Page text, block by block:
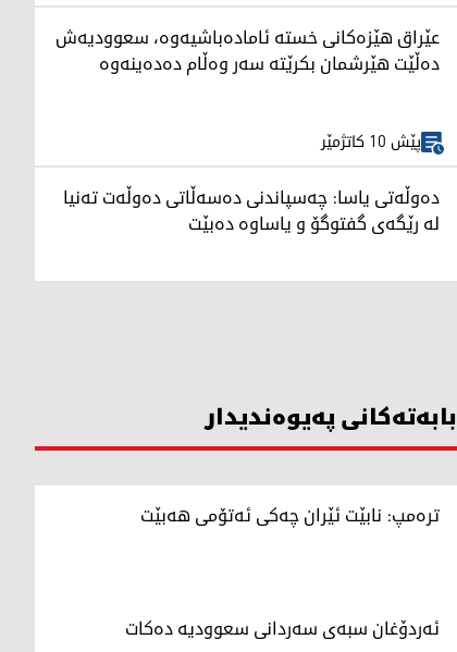
عێراق هێزەکانی خستە ئامادەباشیەوە، سعوودیەش
دەڵێت هێرشمان بکرێتە سەر وەڵام دەدەینەوە
پێش 10 کاتژمێر
دەوڵەتی یاسا: چەسپاندنی دەسەڵاتی دەوڵەت تەنیا
لە رێگەی گفتوگۆ و یاساوە دەبێت
بابەتەکانی پەیوەندیدار
ترەمپ: نابێت ئێران چەکی ئەتۆمی هەبێت
ئەردۆغان سبەی سەردانی سعوودیە دەکات